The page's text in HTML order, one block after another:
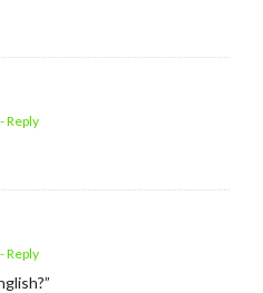
- Reply
- Reply